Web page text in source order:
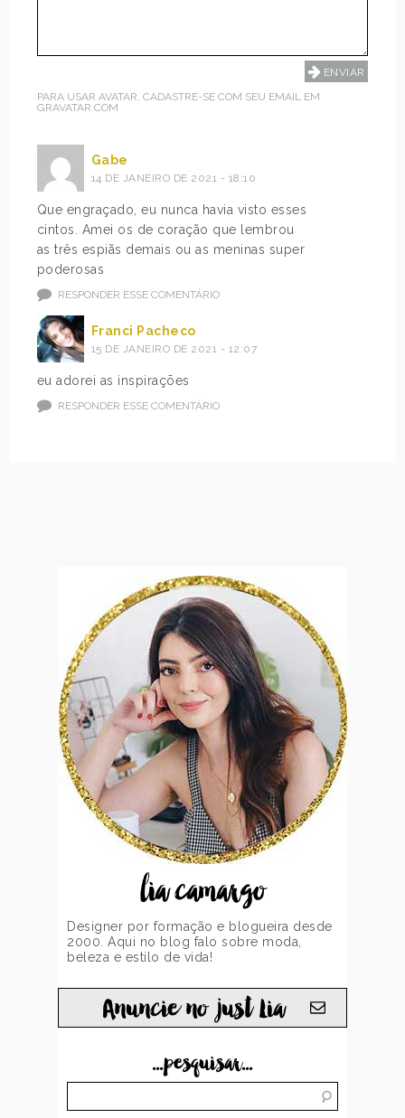
PARA USAR AVATAR, CADASTRE-SE COM SEU EMAIL EM
GRAVATAR.COM
Gabe
14 DE JANEIRO DE 2021 - 18:10
Que engraçado, eu nunca havia visto esses
cintos. Amei os de coração que lembrou
as três espiãs demais ou as meninas super
poderosas
RESPONDER ESSE COMENTÁRIO
Franci Pacheco
15 DE JANEIRO DE 2021 - 12:07
eu adorei as inspirações
RESPONDER ESSE COMENTÁRIO
lia camargo
Designer por formação e blogueira desde
2000. Aqui no blog falo sobre moda,
beleza e estilo de vida!
Anuncie no just Lia
...pesquisar...